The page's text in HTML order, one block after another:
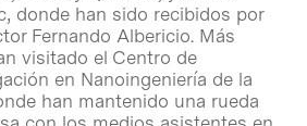
donde han sido recibidos por
Fernando Albericio. Más
visitado el Centro de
en Nanoingeniería de la
han mantenido una rueda